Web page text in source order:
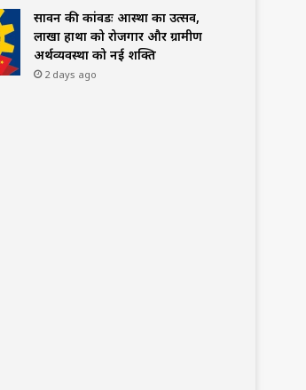
सावन की कांवडः आस्था का उत्सव,
लाखों हाथों को रोजगार और ग्रामीण
अर्थव्यवस्था को नई शक्ति
2 days ago